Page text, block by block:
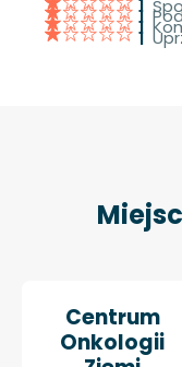
1
1
1
1
Centrum
Onkologii